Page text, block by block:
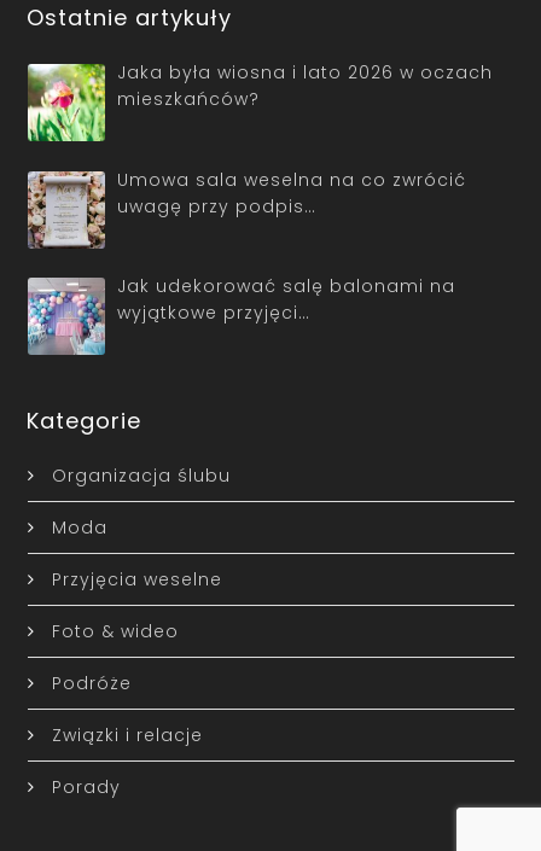
Ostatnie artykuły
Jaka była wiosna i lato 2026 w oczach
mieszkańców?
Umowa sala weselna na co zwrócić
uwagę przy podpis…
Jak udekorować salę balonami na
wyjątkowe przyjęci…
Kategorie
Organizacja ślubu
Moda
Przyjęcia weselne
Foto & wideo
Podróże
Związki i relacje
Porady